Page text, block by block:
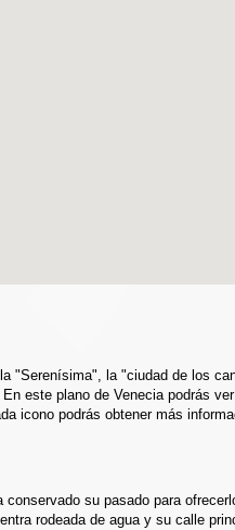
"Serenísima", la "ciudad de los
este plano de Venecia podrás
icono podrás obtener más
su pasado para
rodeada de agua y su calle